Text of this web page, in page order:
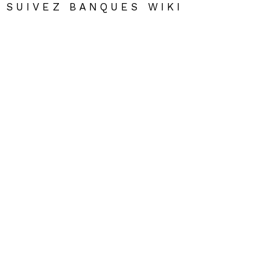
SUIVEZ BANQUES WIKI